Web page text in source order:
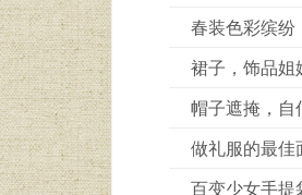
春装色彩缤纷
裙子，饰品姐
帽子遮掩，自
做礼服的最佳
百变少女手提